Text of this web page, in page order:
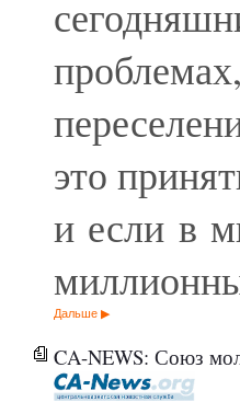
это
и если в
Дальше
CA-NEWS: Союз молодежи